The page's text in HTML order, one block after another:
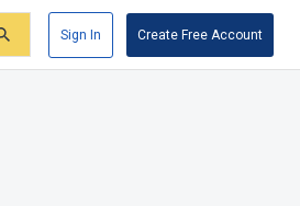
Sign In Create Free Account